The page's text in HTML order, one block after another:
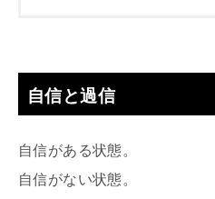
自信と過信
自信がある状態。
自信がない状態。